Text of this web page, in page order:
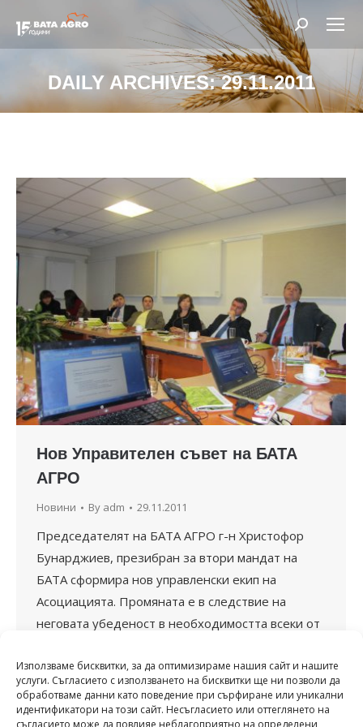
Използваме бисквитки, за да оптимизираме нашия сайт и нашите
услуги. Съгласието с използването на бисквитки ще ни позволи да
обработваме данни като поведение при сърфиране или уникални
идентификатори на този сайт. Несъгласието или оттеглянето на
съгласието може да повлияе неблагоприятно на определени
Search:
DAILY ARCHIVES:29.11.2011
You are here:
Нов Управителен съвет на БАТА
АГРО
Новини By adm 29.11.2011
Председателят на БАТА АГРО г-н Христофор
Бунарджиев, презибран за втори мандат на
БАТА сформира нов управленски екип на
Асоциацията. Промяната е в следствие на
неговата убеденост в необходимостта всеки от
в управлението на Асоциацията.В състава на
новия Управителен съвет са: Христофор
Бунарджиев – Председател и членове: